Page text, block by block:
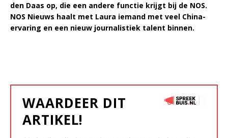
den Daas op, die een andere functie krijgt bij de NOS.
NOS Nieuws haalt met Laura iemand met veel China-
ervaring en een nieuw journalistiek talent binnen.
WAARDEER DIT
ARTIKEL!